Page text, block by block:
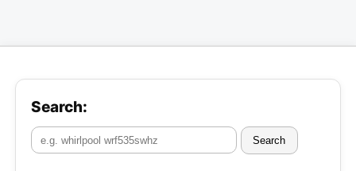
Search:
Search